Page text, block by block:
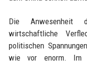
Die Anwesenheit
wirtschaftliche
politischen
wie vor enorm. Im